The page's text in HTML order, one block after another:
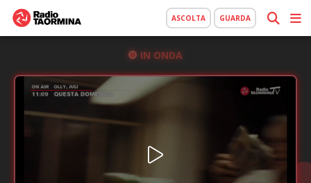
ASCOLTA GUARDA
IN ONDA